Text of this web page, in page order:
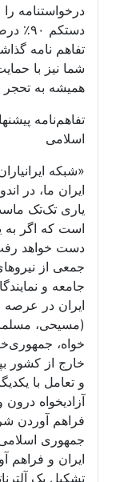
دستکم
تفاهم نامه
شما نیز با
همیشه به تحجر
تفاهم‌نامه
اسلامی
«شبکه
ایران ما، در
یاری تک‌تک
است که اگر به
دست خواهد
جمعی از
جامعه و
ایران در
(مسیحی،
خواه،
خارج از کشور
و تعامل با
آزادیخواه
فراهم آوردن
جمهوری
ایران و فراهم
تشکیل یک